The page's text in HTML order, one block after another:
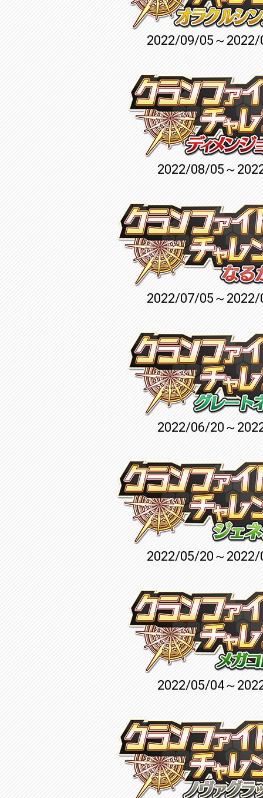
2022/09/05～
2022/08/05～
2022/07/05～
2022/06/20～
2022/05/20～
2022/05/04～